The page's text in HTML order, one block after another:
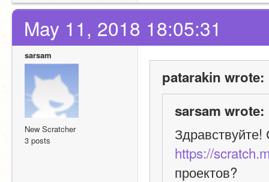
May 11, 2018 18:05:31
sarsam
New Scratcher
3 posts
patarakin wrote:
sarsam wrote:
https://
проектов?